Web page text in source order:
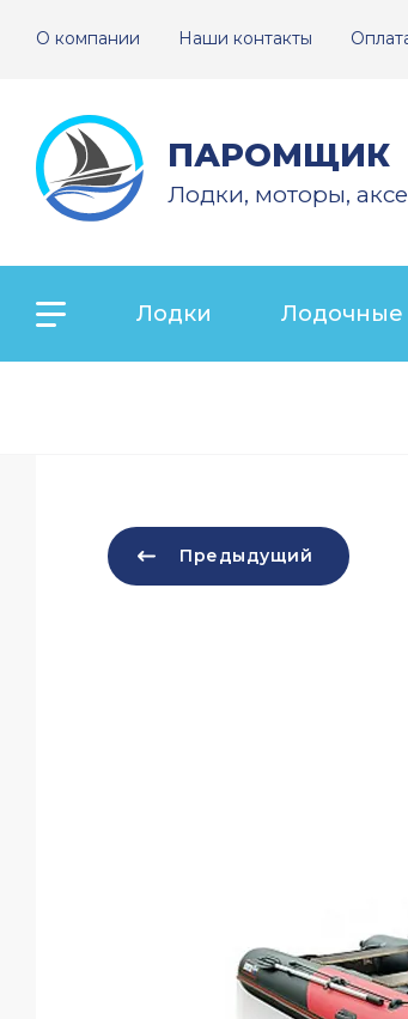
О компании Наши контакты
ПАРОМЩИК
Лодки, моторы,
Лодки Лодочные
Предыдущий